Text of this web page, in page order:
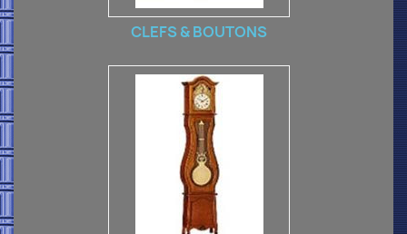
CLEFS & BOUTONS